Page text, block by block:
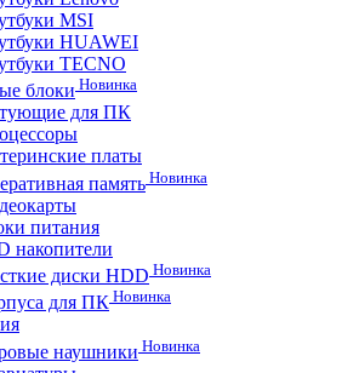
MSI
HUAWEI
TECNO
блоки Новинка
для ПК
платы
память Новинка
питания
накопители
диски HDD Новинка
для ПК Новинка
наушники Новинка